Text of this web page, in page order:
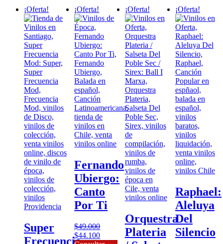
los
últimos
¡Oferta!
Super
Frecuencia
¡Oferta!
Fernando
Ubiergo:
Canto
Por Ti
$49.000
El
$44.100El
¡Oferta!
Orquestra
Plateria
¡Oferta!
Raphael:
Aleluya
Del
Silencio